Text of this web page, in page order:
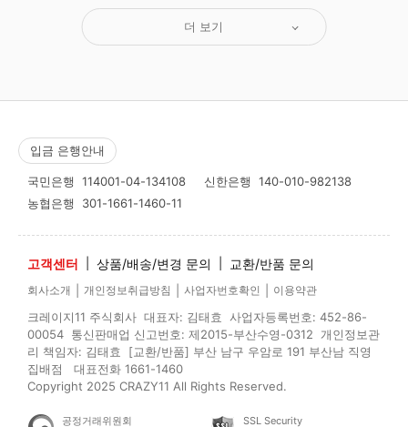
더 보기
입금 은행안내
국민은행 114001-04-134108 신한은행 140-010-982138
농협은행 301-1661-1460-11
고객센터 상품/배송/변경 문의 교환/반품 문의
회사소개 개인정보취급방침 사업자번호확인 이용약관
크레이지11 주식회사 대표자: 김태효 사업자등록번호: 452-86-
00054 통신판매업 신고번호: 제2015-부산수영-0312 개인정보관
리 책임자: 김태효 [교환/반품] 부산 남구 우암로 191 부산남 직영
집배점 대표전화 1661-1460
Copyright 2025 CRAZY11 All Rights Reserved.
공정거래위원회
SSL Security